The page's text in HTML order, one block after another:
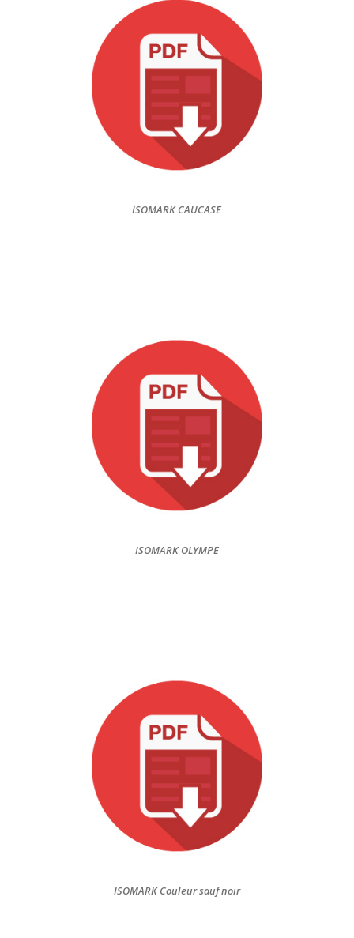
ISOMARK CAUCASE
ISOMARK OLYMPE
ISOMARK Couleur sauf noir